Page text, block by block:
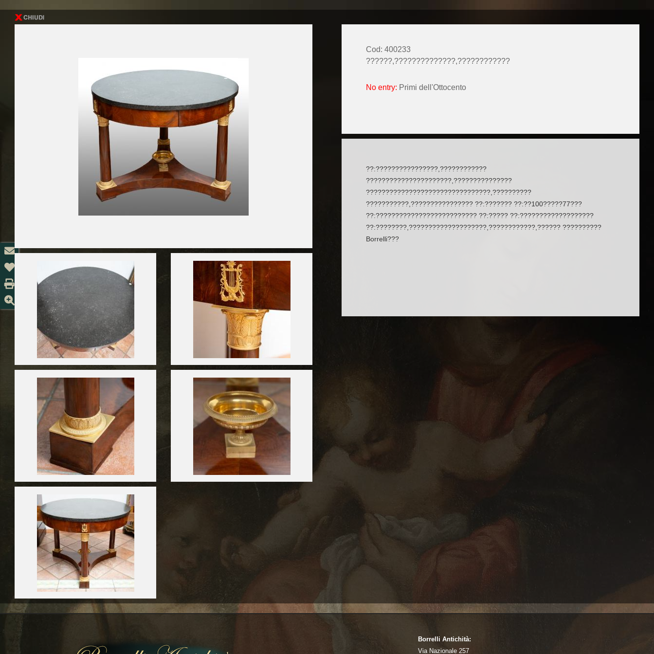
索
息发
朋友
打
印
Cod: 400233
??????,??????????????,????????????
No entry: Primi dell'Ottocento
??:????????????????,????????????
??????????????????????,???????????????
????????????????????????????????,??????????
???????????,???????????????? ??:??????? ??:??100?????77???
??:?????????????????????????? ??:????? ??:???????????????????
??:????????,????????????????????,????????????,?????? ??????????
Borrelli???
Borrelli Antichità:
Via Nazionale 257